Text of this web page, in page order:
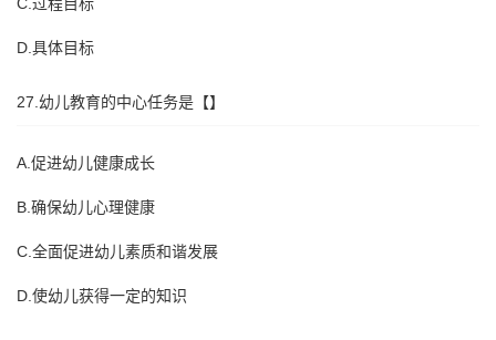
D.具体目标
27.幼儿教育的中心任务是【】
A.促进幼儿健康成长
B.确保幼儿心理健康
C.全面促进幼儿素质和谐发展
D.使幼儿获得一定的知识